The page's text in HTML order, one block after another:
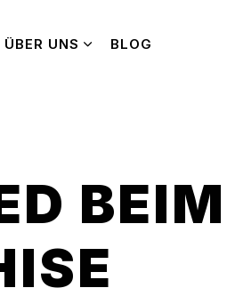
ÜBER UNS BLOG
BEIM